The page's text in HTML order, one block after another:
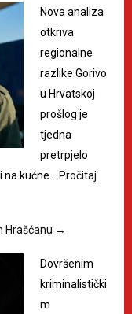
Nova analiza
otkriva
regionalne
razlike Gorivo
u Hrvatskoj
prošlog je
tjedna
pretrpjelo
na kućne… Pročitaj
Hrašćanu →
Dovršenim
kriminalistički
m